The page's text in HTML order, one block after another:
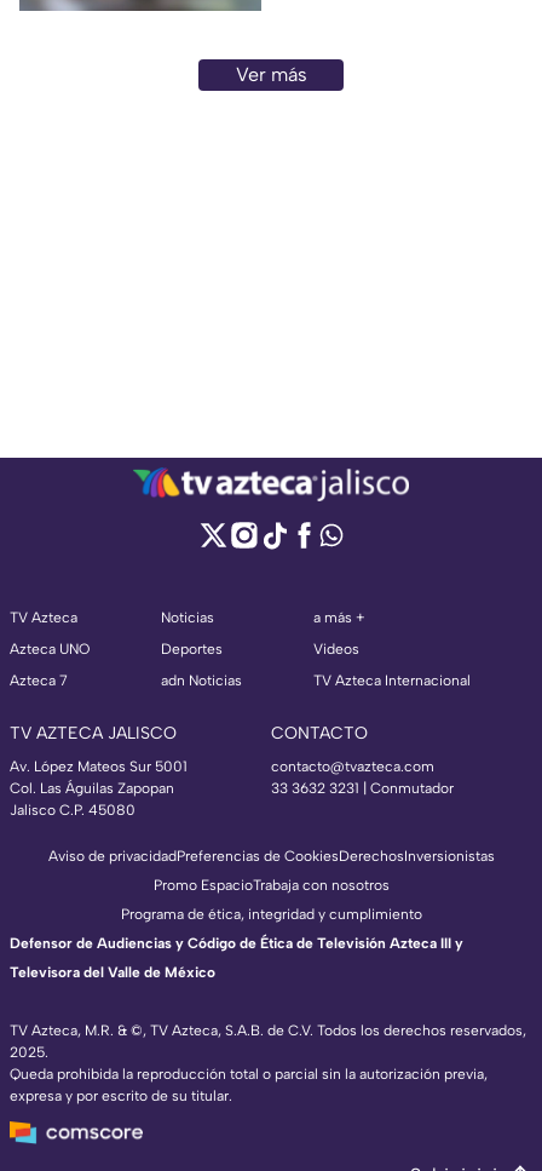
Ver más
TV Azteca
Azteca UNO
Azteca 7
Noticias
Deportes
adn Noticias
a más +
Videos
TV Azteca Internacional
TV AZTECA JALISCO
Av. López Mateos Sur 5001
Col. Las Águilas Zapopan
Jalisco C.P. 45080
CONTACTO
contacto@tvazteca.com
33 3632 3231 | Conmutador
TV Azteca, M.R. & ©, TV Azteca, S.A.B. de C.V. Todos los derechos reservados,
2025.
Queda prohibida la reproducción total o parcial sin la autorización previa,
expresa y por escrito de su titular.
Aviso de privacidadPreferencias de CookiesDerechosInversionistas
Promo EspacioTrabaja con nosotros
Programa de ética, integridad y cumplimiento
Defensor de Audiencias y Código de Ética de Televisión Azteca III y
Televisora del Valle de México